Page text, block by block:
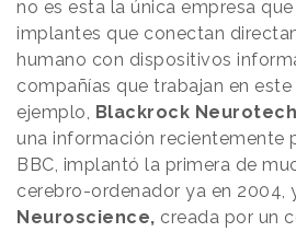
no es esta la única empresa
implantes que conectan
humano con dispositivos
compañías que trabajan en
ejemplo, Blackrock
una información recientemente
BBC, implantó la primera de
cerebro-ordenador ya en 2004,
Neuroscience, creada por un